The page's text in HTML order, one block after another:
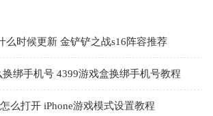
么时候更新 金铲铲之战s16阵容推荐
绑手机号 4399游戏盒换绑手机号教程
么打开 iPhone游戏模式设置教程